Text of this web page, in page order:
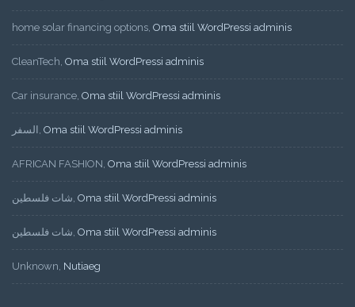
home solar financing options Oma stiil WordPressi adminis
CleanTech Oma stiil WordPressi adminis
Car insurance Oma stiil WordPressi adminis
السفر Oma stiil WordPressi adminis
AFRICAN FASHION Oma stiil WordPressi adminis
شات فلسطين Oma stiil WordPressi adminis
شات فلسطين Oma stiil WordPressi adminis
Unknown Nutiaeg